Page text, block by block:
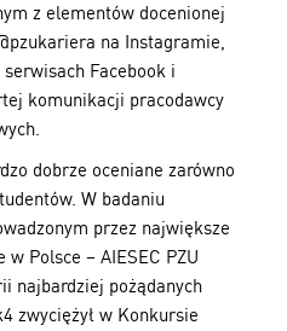
z elementów docenionej
na Instagramie,
Facebook i
komunikacji pracodawcy
dobrze oceniane zarówno
W badaniu
przez największe
Polsce – AIESEC PZU
najbardziej pożądanych
zwyciężył w Konkursie